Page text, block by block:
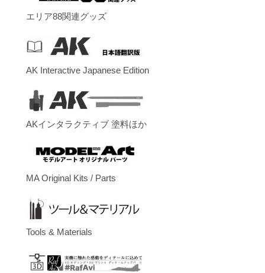
エリア88関連グッズ
AK Interactive Japanese Edition
AKインタラクティブ 塗料ほか
MA Original Kits / Parts
Tools & Materials